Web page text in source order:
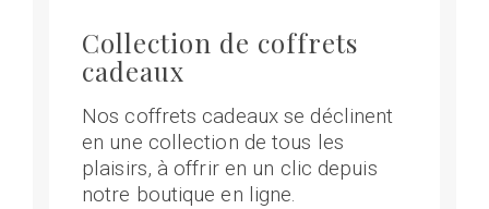
Collection de coffrets
cadeaux
Nos coffrets cadeaux se déclinent
en une collection de tous les
plaisirs, à offrir en un clic depuis
notre boutique en ligne.